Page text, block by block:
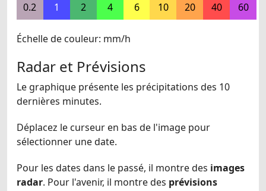
0.2 1 2 4 6 10 20 40 60
Échelle de couleur: mm/h
Radar et Prévisions
Le graphique présente les précipitations des 10
dernières minutes.
Déplacez le curseur en bas de l'image pour
sélectionner une date.
Pour les dates dans le passé, il montre des images
radar. Pour l'avenir, il montre des prévisions